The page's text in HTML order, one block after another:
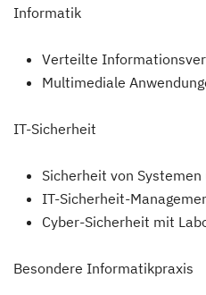
Informatik
Verteilte
Multimediale
IT-Sicherheit
Sicherheit von
IT-Sicherheit-
Cyber-Sicherheit mit
Besondere Informatikpraxis